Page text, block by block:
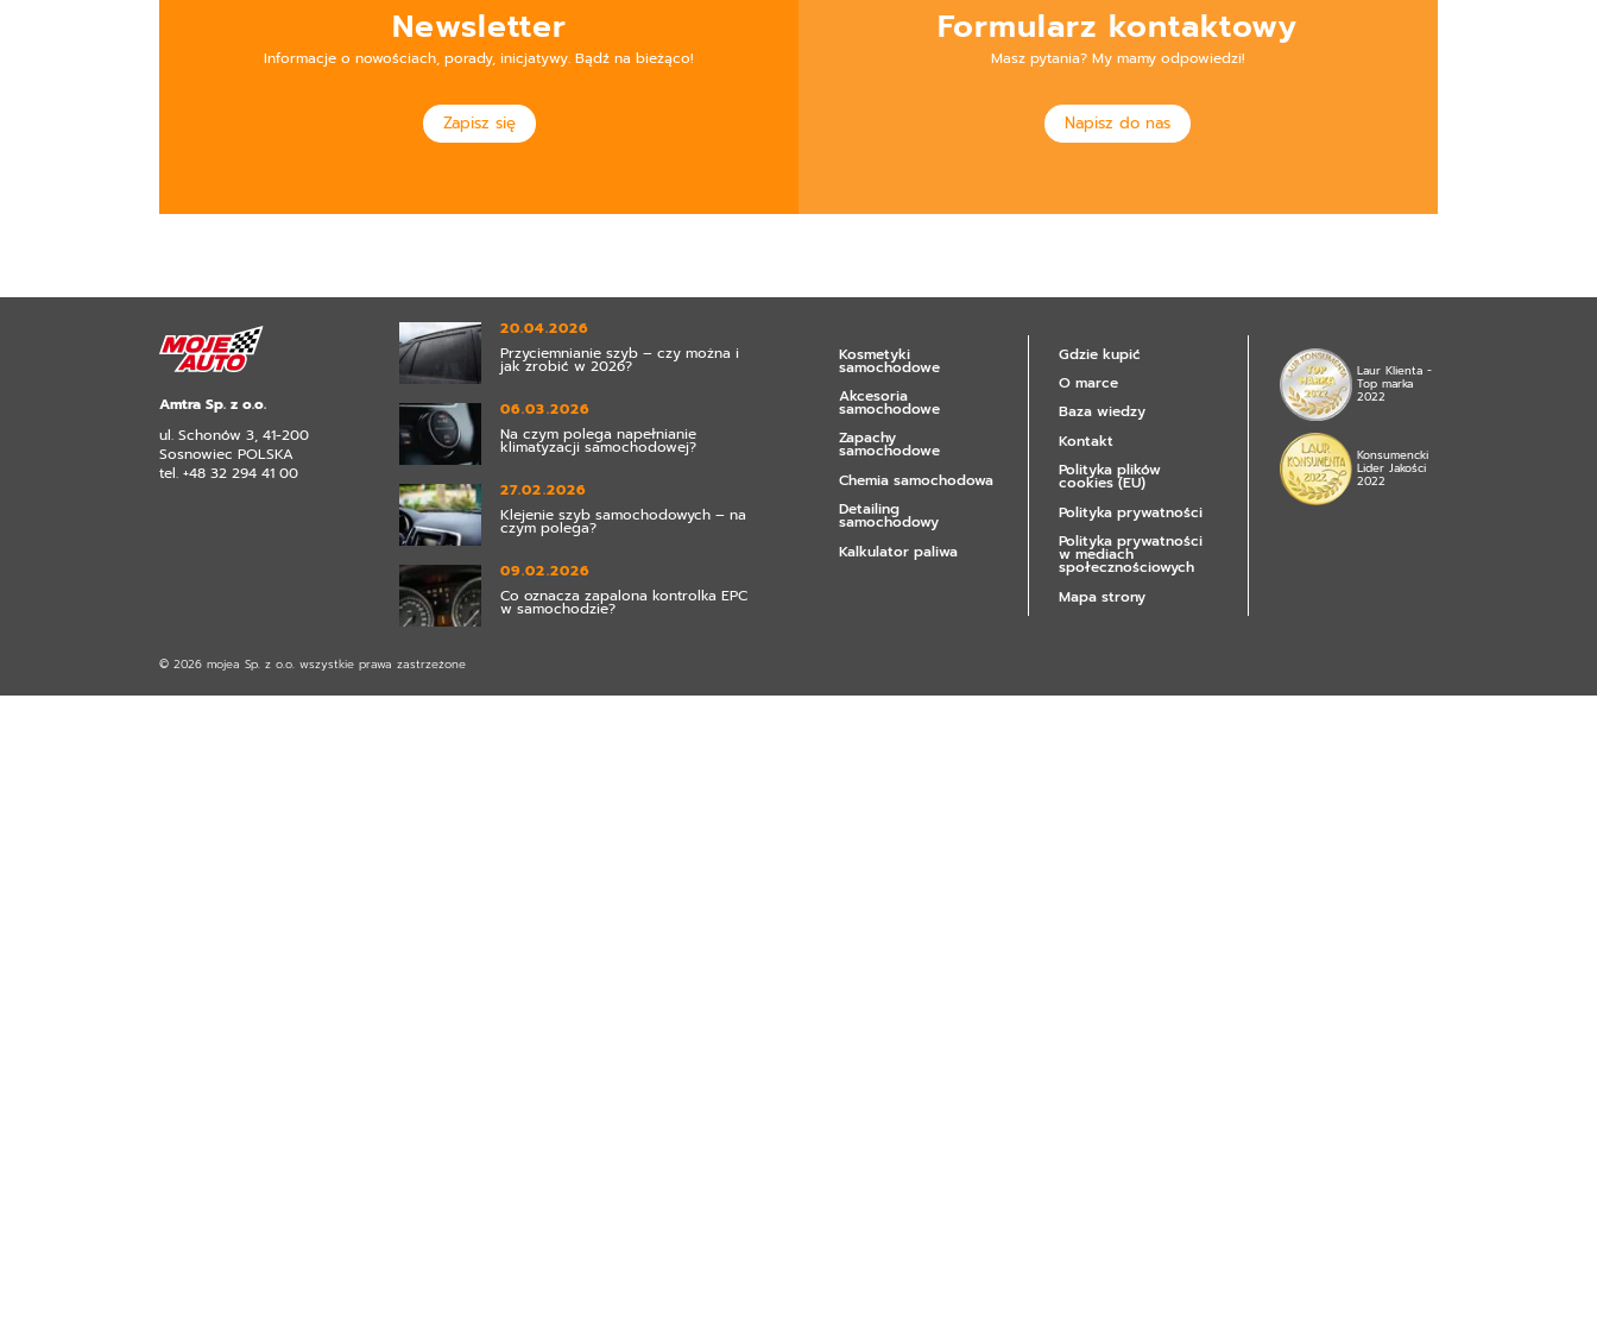
Newsletter
Informacje o nowościach, porady, inicjatywy. Bądź na bieżąco!
Zapisz się
Formularz kontaktowy
Masz pytania? My mamy odpowiedzi!
Napisz do nas
Amtra Sp. z o.o.
ul. Schonów 3, 41-200
Sosnowiec POLSKA
tel. +48 32 294 41 00
20.04.2026
Przyciemnianie szyb – czy można i
jak zrobić w 2026?
06.03.2026
Na czym polega napełnianie
klimatyzacji samochodowej?
27.02.2026
Klejenie szyb samochodowych – na
czym polega?
09.02.2026
Co oznacza zapalona kontrolka EPC
w samochodzie?
Kosmetyki
samochodowe
Akcesoria
samochodowe
Zapachy
samochodowe
Chemia samochodowa
Detailing
samochodowy
Kalkulator paliwa
Gdzie kupić
O marce
Baza wiedzy
Kontakt
Polityka plików
cookies (EU)
Polityka prywatności
Polityka prywatności
w mediach
społecznościowych
Mapa strony
Laur Klienta -
Top marka
2022
Konsumencki
Lider Jakości
2022
© 2026 mojea Sp. z o.o. wszystkie prawa zastrzeżone